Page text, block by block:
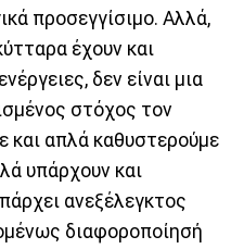
προσεγγίσιμο. Αλλά,
έχουν και
δεν είναι μια
στόχος τον
και απλά καθυστερούμε
υπάρχουν και
ανεξέλεγκτος
διαφοροποίησή